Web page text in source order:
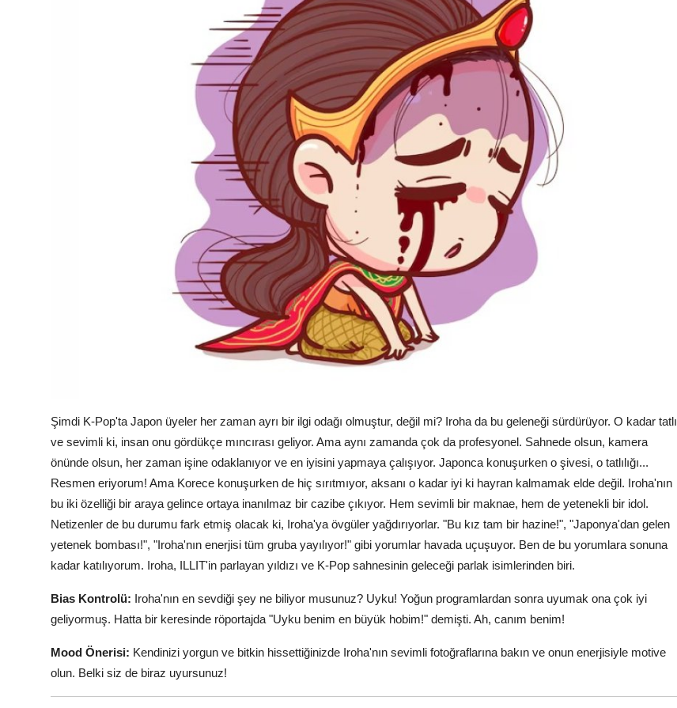
Şimdi K-Pop'ta Japon üyeler her zaman ayrı bir ilgi odağı olmuştur, değil mi? Iroha da bu geleneği sürdürüyor. O kadar tatlı
ve sevimli ki, insan onu gördükçe mıncırası geliyor. Ama aynı zamanda çok da profesyonel. Sahnede olsun, kamera
önünde olsun, her zaman işine odaklanıyor ve en iyisini yapmaya çalışıyor. Japonca konuşurken o şivesi, o tatlılığı...
Resmen eriyorum! Ama Korece konuşurken de hiç sırıtmıyor, aksanı o kadar iyi ki hayran kalmamak elde değil. Iroha'nın
bu iki özelliği bir araya gelince ortaya inanılmaz bir cazibe çıkıyor. Hem sevimli bir maknae, hem de yetenekli bir idol.
Netizenler de bu durumu fark etmiş olacak ki, Iroha'ya övgüler yağdırıyorlar. "Bu kız tam bir hazine!", "Japonya'dan gelen
yetenek bombası!", "Iroha'nın enerjisi tüm gruba yayılıyor!" gibi yorumlar havada uçuşuyor. Ben de bu yorumlara sonuna
kadar katılıyorum. Iroha, ILLIT'in parlayan yıldızı ve K-Pop sahnesinin geleceği parlak isimlerinden biri.
Bias Kontrolü: Iroha'nın en sevdiği şey ne biliyor musunuz? Uyku! Yoğun programlardan sonra uyumak ona çok iyi
geliyormuş. Hatta bir keresinde röportajda "Uyku benim en büyük hobim!" demişti. Ah, canım benim!
Mood Önerisi: Kendinizi yorgun ve bitkin hissettiğinizde Iroha'nın sevimli fotoğraflarına bakın ve onun enerjisiyle motive
olun. Belki siz de biraz uyursunuz!